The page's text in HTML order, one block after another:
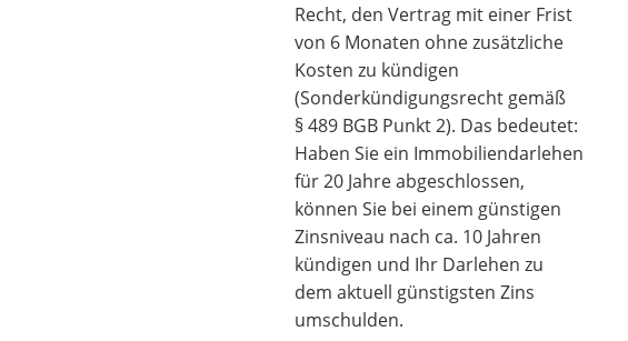
Recht, den Vertrag mit einer Frist
von 6 Monaten ohne zusätzliche
Kosten zu kündigen
(Sonderkündigungsrecht gemäß
§ 489 BGB Punkt 2). Das bedeutet:
Haben Sie ein Immobiliendarlehen
für 20 Jahre abgeschlossen,
können Sie bei einem günstigen
Zinsniveau nach ca. 10 Jahren
kündigen und Ihr Darlehen zu
dem aktuell günstigsten Zins
umschulden.